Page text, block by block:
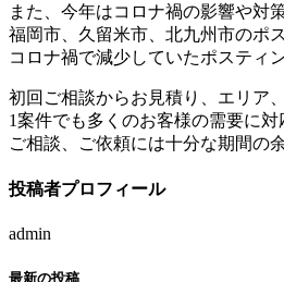
また、今年はコロナ禍の影響や対
福岡市、久留米市、北九州市のポ
コロナ禍で減少していたポスティ
初回ご相談からお見積り、エリア
1案件でも多くのお客様の需要に
ご相談、ご依頼には十分な期間の
投稿者プロフィール
admin
最新の投稿